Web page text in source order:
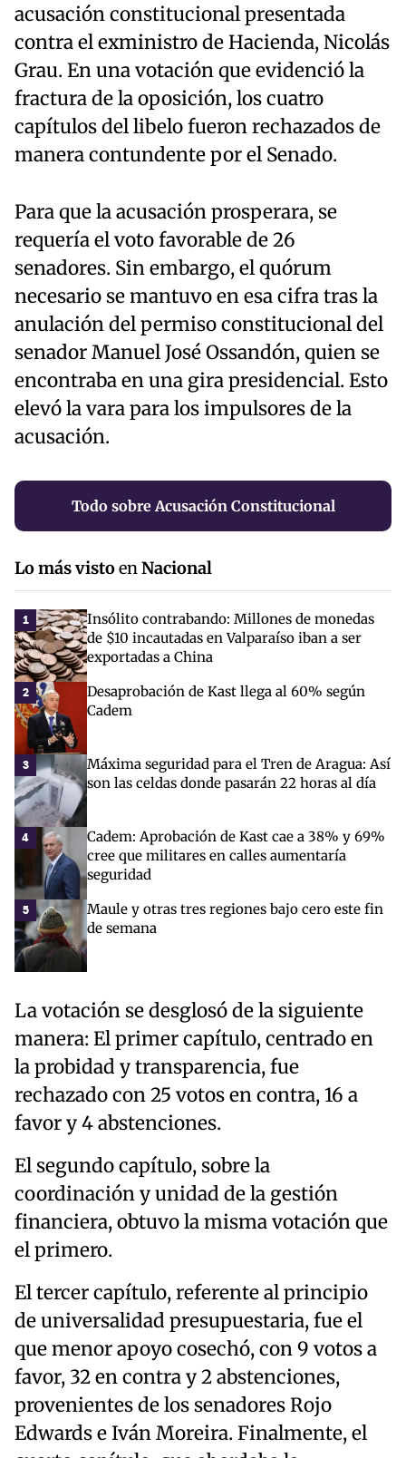
acusación constitucional presentada
contra el exministro de Hacienda, Nicolás
Grau. En una votación que evidenció la
fractura de la oposición, los cuatro
capítulos del libelo fueron rechazados de
manera contundente por el Senado.
Para que la acusación prosperara, se
requería el voto favorable de 26
senadores. Sin embargo, el quórum
necesario se mantuvo en esa cifra tras la
anulación del permiso constitucional del
senador Manuel José Ossandón, quien se
encontraba en una gira presidencial. Esto
elevó la vara para los impulsores de la
acusación.
Todo sobre Acusación Constitucional
Lo más vistoenNacional
1
Insólito contrabando: Millones de monedas
de $10 incautadas en Valparaíso iban a ser
exportadas a China
2
Desaprobación de Kast llega al 60% según
Cadem
3
Máxima seguridad para el Tren de Aragua: Así
son las celdas donde pasarán 22 horas al día
4
Cadem: Aprobación de Kast cae a 38% y 69%
cree que militares en calles aumentaría
seguridad
5
Maule y otras tres regiones bajo cero este fin
de semana
La votación se desglosó de la siguiente
manera: El primer capítulo, centrado en
la probidad y transparencia, fue
rechazado con 25 votos en contra, 16 a
favor y 4 abstenciones.
El segundo capítulo, sobre la
coordinación y unidad de la gestión
financiera, obtuvo la misma votación que
el primero.
El tercer capítulo, referente al principio
de universalidad presupuestaria, fue el
que menor apoyo cosechó, con 9 votos a
favor, 32 en contra y 2 abstenciones,
provenientes de los senadores Rojo
Edwards e Iván Moreira. Finalmente, el